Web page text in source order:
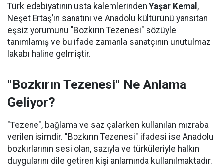
Türk edebiyatının usta kalemlerinden Yaşar Kemal ,
Neşet Ertaş’ın sanatını ve Anadolu kültürünü yansıtan
eşsiz yorumunu "Bozkırın Tezenesi" sözüyle
tanımlamış ve bu ifade zamanla sanatçının unutulmaz
lakabı haline gelmiştir.
"Bozkırın Tezenesi" Ne Anlama
Geliyor?
"Tezene", bağlama ve saz çalarken kullanılan mızraba
verilen isimdir. "Bozkırın Tezenesi" ifadesi ise Anadolu
bozkırlarının sesi olan, sazıyla ve türküleriyle halkın
duygularını dile getiren kişi anlamında kullanılmaktadır.